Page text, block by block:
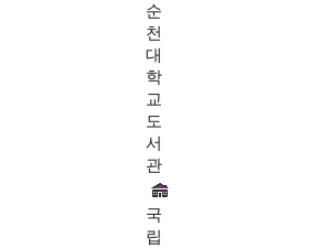
순
천
대
학
교
도
서
관
국
립